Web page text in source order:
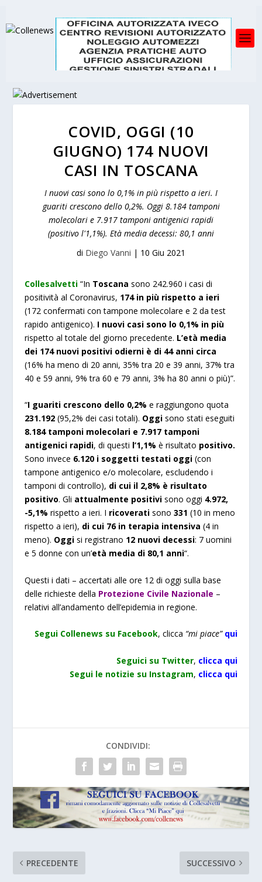
COVID, OGGI (10
GIUGNO) 174 NUOVI
CASI IN TOSCANA
I nuovi casi sono lo 0,1% in più rispetto a ieri. I
guariti crescono dello 0,2%. Oggi 8.184 tamponi
molecolari e 7.917 tamponi antigenici rapidi
(positivo l'1,1%). Età media decessi: 80,1 anni
di Diego Vanni | 10 Giu 2021
Collesalvetti“In Toscana sono 242.960 i casi di
positività al Coronavirus, 174 in più rispetto a ieri
(172 confermati con tampone molecolare e 2 da test
rapido antigenico). I nuovi casi sono lo 0,1% in più
rispetto al totale del giorno precedente. L’età media
dei 174 nuovi positivi odierni è di 44 anni circa
(16% ha meno di 20 anni, 35% tra 20 e 39 anni, 37% tra
40 e 59 anni, 9% tra 60 e 79 anni, 3% ha 80 anni o più)”.
“I guariti crescono dello 0,2% e raggiungono quota
231.192 (95,2% dei casi totali). Oggisono stati eseguiti
8.184 tamponi molecolari e 7.917 tamponi
antigenici rapidi, di questi l’1,1% è risultato positivo.
Sono invece 6.120 i soggetti testati oggi (con
tampone antigenico e/o molecolare, escludendo i
tamponi di controllo), di cui il 2,8% è risultato
positivo. Gli attualmente positivi sono oggi 4.972,
-5,1% rispetto a ieri. I ricoverati sono331 (10 in meno
rispetto a ieri), di cui 76 in terapia intensiva (4 in
meno). Oggi si registrano 12 nuovi decessi: 7 uomini
e 5 donne con un’età media di 80,1 anni“.
Questi i dati – accertati alle ore 12 di oggi sulla base
delle richieste della Protezione Civile Nazionale –
relativi all’andamento dell’epidemia in regione.
Segui Collenews su Facebook, clicca “mi piace” qui
Seguici su Twitter, clicca qui
Segui le notizie su Instagram, clicca qui
CONDIVIDI:
PRECEDENTE SUCCESSIVO